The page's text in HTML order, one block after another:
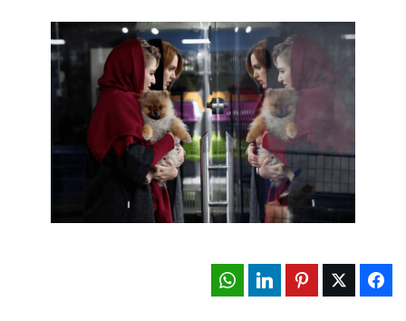
Facebook
Twitter
Pinterest
LinkedIn